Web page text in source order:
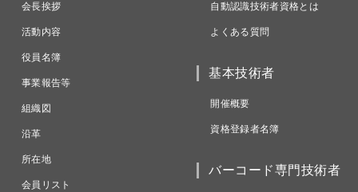
会長挨拶
活動内容
役員名簿
事業報告等
組織図
沿革
所在地
会員リスト
自動認識技術者資格とは
よくある質問
基本技術者
開催概要
資格登録者名簿
バーコード専門技術者